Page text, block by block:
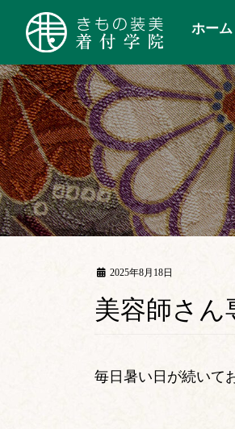
ン
ツ
へ
ス
キ
ッ
プ
ー
シ
ョ
ン
に
移
動
ホーム
2025年8月18日
美容師さん
毎日暑い日が続いて